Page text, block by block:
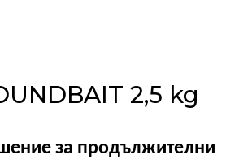
2,5 kg
за продължителни